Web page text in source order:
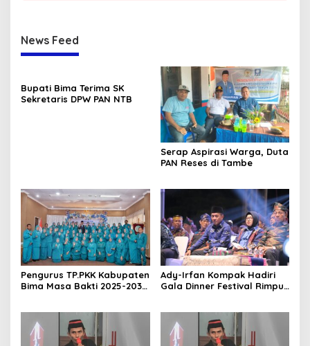
News Feed
Bupati Bima Terima SK
Sekretaris DPW PAN NTB
Serap Aspirasi Warga, Duta
PAN Reses di Tambe
Pengurus TP.PKK Kabupaten
Bima Masa Bakti 2025-2030
Ady-Irfan Kompak Hadiri
Gala Dinner Festival Rimpu